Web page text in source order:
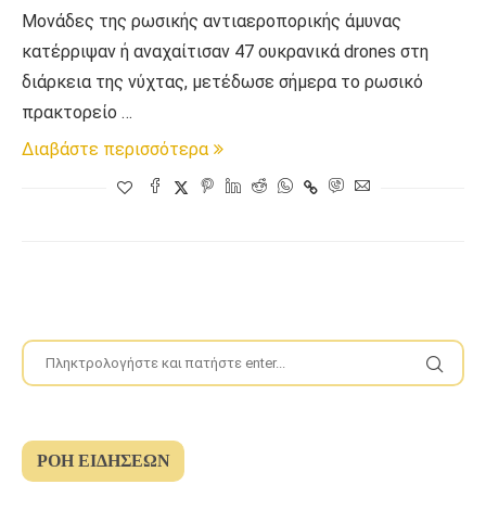
Μονάδες της ρωσικής αντιαεροπορικής άμυνας
κατέρριψαν ή αναχαίτισαν 47 ουκρανικά drones στη
διάρκεια της νύχτας, μετέδωσε σήμερα το ρωσικό
πρακτορείο …
Διαβάστε περισσότερα
ΡΟΉ ΕΙΔΉΣΕΩΝ